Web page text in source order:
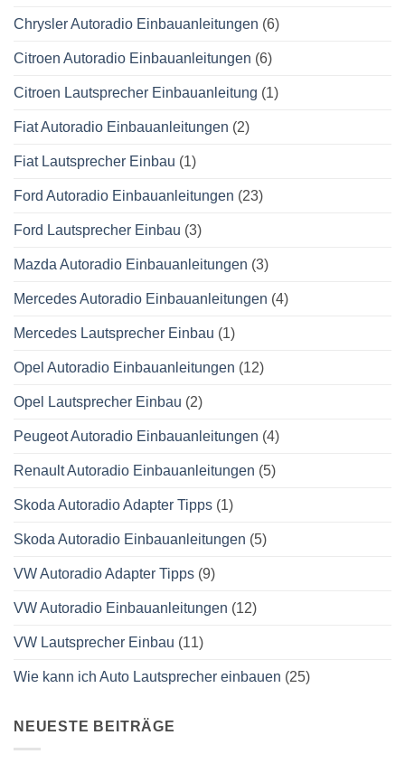
Chrysler Autoradio Einbauanleitungen (6)
Citroen Autoradio Einbauanleitungen (6)
Citroen Lautsprecher Einbauanleitung (1)
Fiat Autoradio Einbauanleitungen (2)
Fiat Lautsprecher Einbau (1)
Ford Autoradio Einbauanleitungen (23)
Ford Lautsprecher Einbau (3)
Mazda Autoradio Einbauanleitungen (3)
Mercedes Autoradio Einbauanleitungen (4)
Mercedes Lautsprecher Einbau (1)
Opel Autoradio Einbauanleitungen (12)
Opel Lautsprecher Einbau (2)
Peugeot Autoradio Einbauanleitungen (4)
Renault Autoradio Einbauanleitungen (5)
Skoda Autoradio Adapter Tipps (1)
Skoda Autoradio Einbauanleitungen (5)
VW Autoradio Adapter Tipps (9)
VW Autoradio Einbauanleitungen (12)
VW Lautsprecher Einbau (11)
Wie kann ich Auto Lautsprecher einbauen (25)
NEUESTE BEITRÄGE